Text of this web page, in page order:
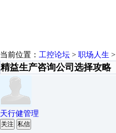
当前位置： 工控论坛 > 职场人生 >
精益生产咨询公司选择攻略
天行健管理
关注 私信